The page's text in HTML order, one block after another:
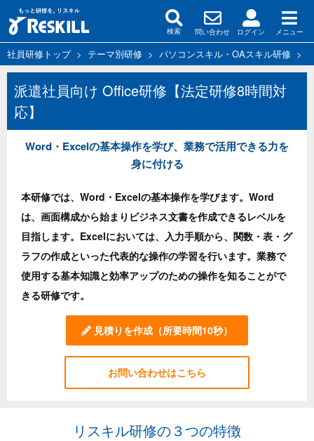
検索 問い合わせ ログイン メニュー
社員研修トップ> テーマ別研修 > パソコンスキル・OAスキル研修 >
派遣社員向け Office研修【法定研修8時間対
応】
Word・Excelの基本操作を学び、業務で活用できる力を
身に付ける
本研修では、Word・Excelの基本操作を学びます。Word
は、画面構成から始まりビジネス文書を作成できるレベルを
目指します。Excelにおいては、入力手順から、関数・表・グ
ラフの作成といった代表的な操作の学習を行います。業務で
使用する基本知識と効率アップのための操作を知ることがで
きる研修です。
見積りを作成 （所要時間10秒）
お問い合わせはこちら
リスキル研修の３つの特徴